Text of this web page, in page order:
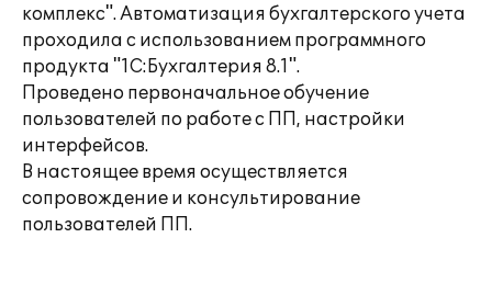
комплекс". Автоматизация бухгалтерского учета
проходила с использованием программного
продукта "1С:Бухгалтерия 8.1".
Проведено первоначальное обучение
пользователей по работе с ПП, настройки
интерфейсов.
В настоящее время осуществляется
сопровождение и консультирование
пользователей ПП.